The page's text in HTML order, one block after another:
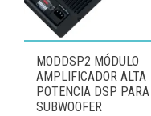
MODDSP2 MÓDULO
AMPLIFICADOR ALTA
POTENCIA DSP PARA
SUBWOOFER